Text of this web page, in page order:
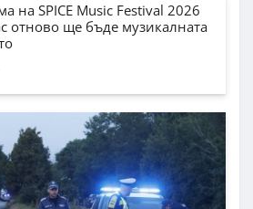
на SPICE Music Festival 2026
отново ще бъде музикалната